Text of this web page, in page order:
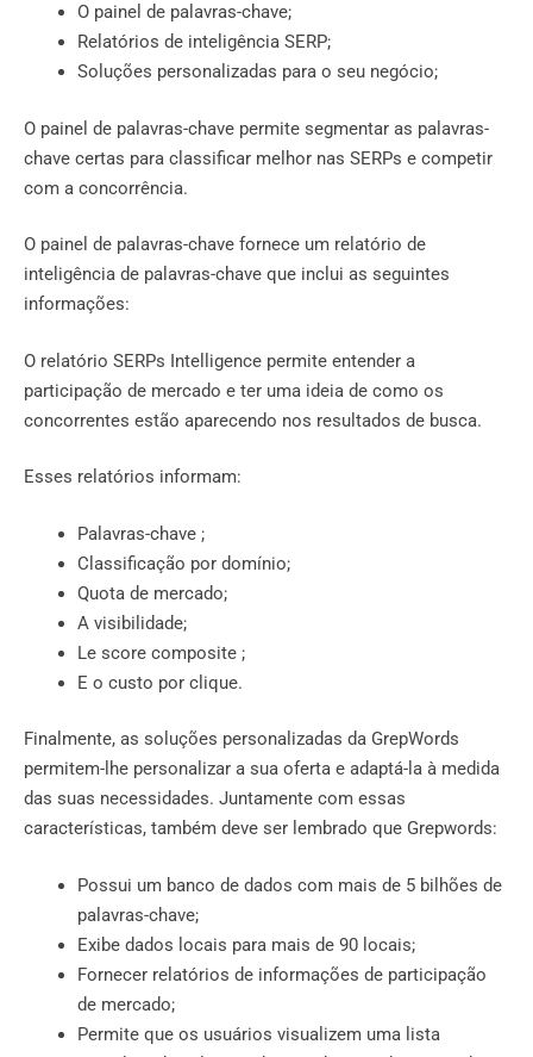
O painel de palavras-chave;
Relatórios de inteligência SERP;
Soluções personalizadas para o seu negócio;
O painel de palavras-chave permite segmentar as palavras-
chave certas para classificar melhor nas SERPs e competir
com a concorrência.
O painel de palavras-chave fornece um relatório de
inteligência de palavras-chave que inclui as seguintes
informações:
O relatório SERPs Intelligence permite entender a
participação de mercado e ter uma ideia de como os
concorrentes estão aparecendo nos resultados de busca.
Esses relatórios informam:
Palavras-chave ;
Classificação por domínio;
Quota de mercado;
A visibilidade;
Le score composite ;
E o custo por clique.
Finalmente, as soluções personalizadas da GrepWords
permitem-lhe personalizar a sua oferta e adaptá-la à medida
das suas necessidades. Juntamente com essas
características, também deve ser lembrado que Grepwords:
Possui um banco de dados com mais de 5 bilhões de
palavras-chave;
Exibe dados locais para mais de 90 locais;
Fornecer relatórios de informações de participação
de mercado;
Permite que os usuários visualizem uma lista